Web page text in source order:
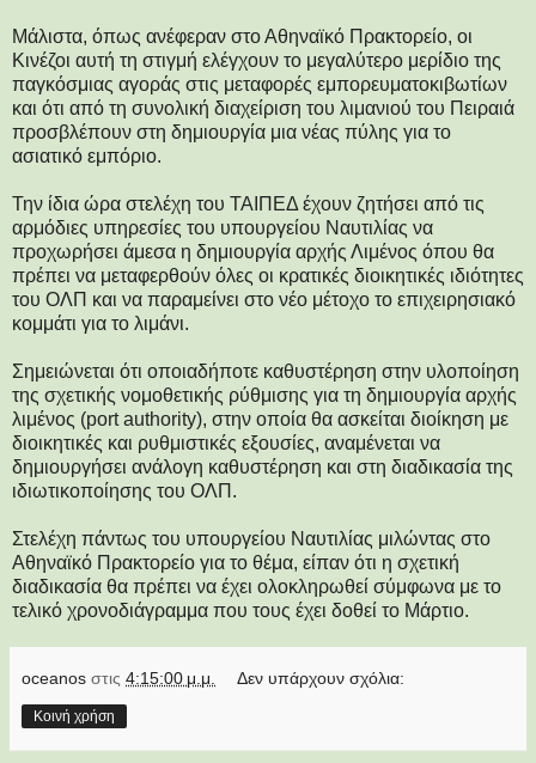
Μάλιστα, όπως ανέφεραν στο Αθηναϊκό Πρακτορείο, οι
Κινέζοι αυτή τη στιγμή ελέγχουν το μεγαλύτερο μερίδιο της
παγκόσμιας αγοράς στις μεταφορές εμπορευματοκιβωτίων
και ότι από τη συνολική διαχείριση του λιμανιού του Πειραιά
προσβλέπουν στη δημιουργία μια νέας πύλης για το
ασιατικό εμπόριο.
Την ίδια ώρα στελέχη του ΤΑΙΠΕΔ έχουν ζητήσει από τις
αρμόδιες υπηρεσίες του υπουργείου Ναυτιλίας να
προχωρήσει άμεσα η δημιουργία αρχής Λιμένος όπου θα
πρέπει να μεταφερθούν όλες οι κρατικές διοικητικές ιδιότητες
του ΟΛΠ και να παραμείνει στο νέο μέτοχο το επιχειρησιακό
κομμάτι για το λιμάνι.
Σημειώνεται ότι οποιαδήποτε καθυστέρηση στην υλοποίηση
της σχετικής νομοθετικής ρύθμισης για τη δημιουργία αρχής
λιμένος (port authority), στην οποία θα ασκείται διοίκηση με
διοικητικές και ρυθμιστικές εξουσίες, αναμένεται να
δημιουργήσει ανάλογη καθυστέρηση και στη διαδικασία της
ιδιωτικοποίησης του ΟΛΠ.
Στελέχη πάντως του υπουργείου Ναυτιλίας μιλώντας στο
Αθηναϊκό Πρακτορείο για το θέμα, είπαν ότι η σχετική
διαδικασία θα πρέπει να έχει ολοκληρωθεί σύμφωνα με το
τελικό χρονοδιάγραμμα που τους έχει δοθεί το Μάρτιο.
oceanos στις 4:15:00 μ.μ. Δεν υπάρχουν σχόλια:
Κοινή χρήση